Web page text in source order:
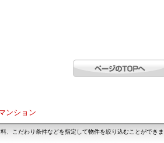
ンション
、こだわり条件などを指定して物件を絞り込むことができ